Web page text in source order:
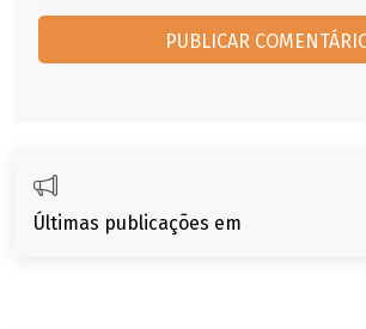
Últimas publicações em